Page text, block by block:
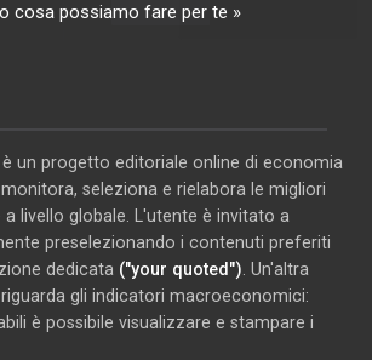
cosa possiamo fare per te »
è un progetto editoriale online di economia
seleziona e rielabora le migliori
a livello globale. L'utente è invitato a
preselezionando i contenuti preferiti
dedicata ("your quoted") . Un'altra
gli indicatori macroeconomici:
è possibile visualizzare e stampare i